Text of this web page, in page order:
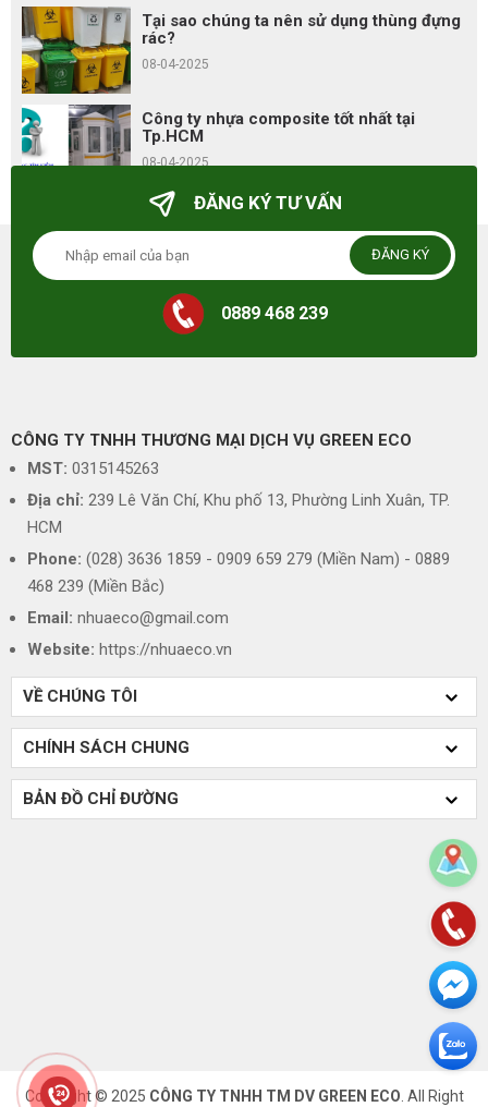
Tại sao chúng ta nên sử dụng thùng đựng
rác?
08-04-2025
Công ty nhựa composite tốt nhất tại
Tp.HCM
08-04-2025
ĐĂNG KÝ TƯ VẤN
ĐĂNG KÝ
0889 468 239
CÔNG TY TNHH THƯƠNG MẠI DỊCH VỤ GREEN ECO
MST: 0315145263
Địa chỉ: 239 Lê Văn Chí, Khu phố 13, Phường Linh Xuân, TP.
HCM
Phone: (028) 3636 1859 - 0909 659 279 (Miền Nam) - 0889
468 239 (Miền Bắc)
Email: nhuaeco@gmail.com
Website: https://nhuaeco.vn
VỀ CHÚNG TÔI
CHÍNH SÁCH CHUNG
BẢN ĐỒ CHỈ ĐƯỜNG
Copyright © 2025 CÔNG TY TNHH TM DV GREEN ECO . All Right